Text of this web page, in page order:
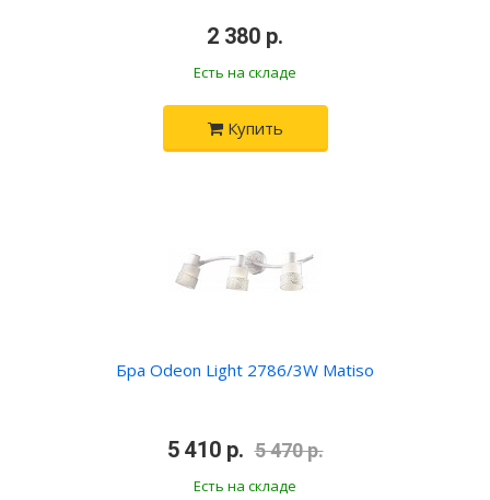
2 380 р.
Есть на складе
Купить
Бра Odeon Light 2786/3W Matiso
5 410 р. 5 470 р.
Есть на складе